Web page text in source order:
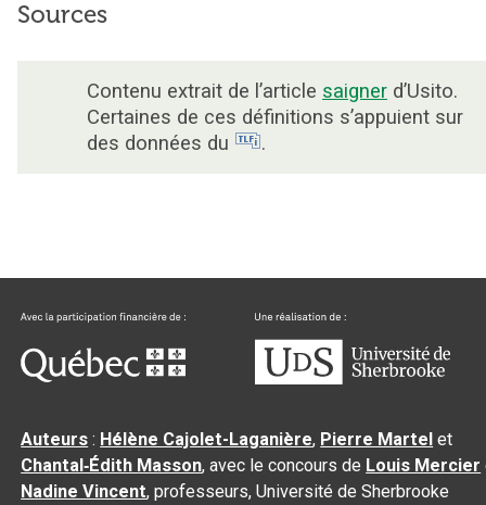
Sources
Contenu extrait de l’article saigner d’Usito.
Certaines de ces définitions s’appuient sur
des données du
.
Auteurs : Hélène Cajolet-Laganière, Pierre Martel et
Chantal‑Édith Masson, avec le concours de Louis Mercier
Nadine Vincent, professeurs, Université de Sherbrooke